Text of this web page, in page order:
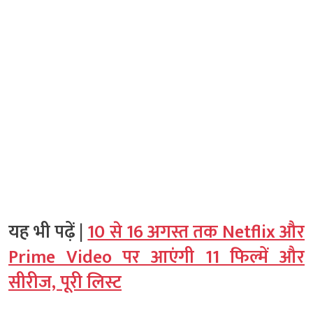
यह भी पढ़ें |10 से 16 अगस्त तक Netflix और
Prime Video पर आएंगी 11 फिल्में और
सीरीज, पूरी लिस्ट